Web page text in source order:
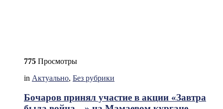
775 Просмотры
in Актуально, Без рубрики
Бочаров принял участие в акции «Завтра